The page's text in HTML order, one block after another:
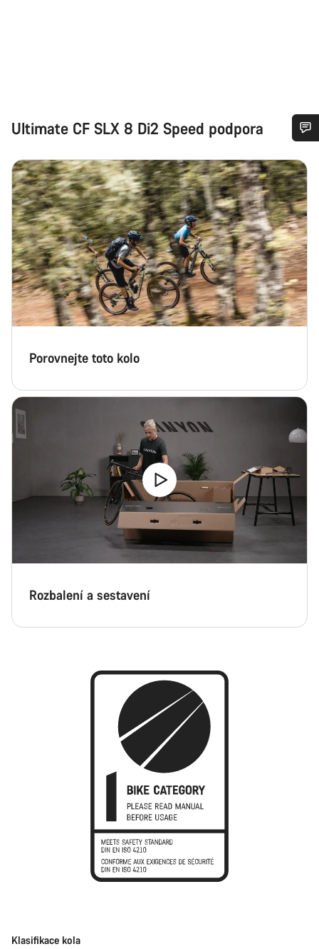
Ultimate CF SLX 8 Di2 Speed podpora
Porovnejte toto kolo
Rozbalení a sestavení
Klasifikace kola
Naši odborníci podpory zákazníků čekají, aby mohli
odpovědět na vaše dotazy.
Začít chat
Zavřít